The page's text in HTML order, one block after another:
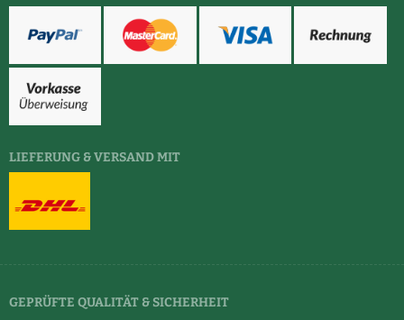
LIEFERUNG & VERSAND MIT
GEPRÜFTE QUALITÄT & SICHERHEIT